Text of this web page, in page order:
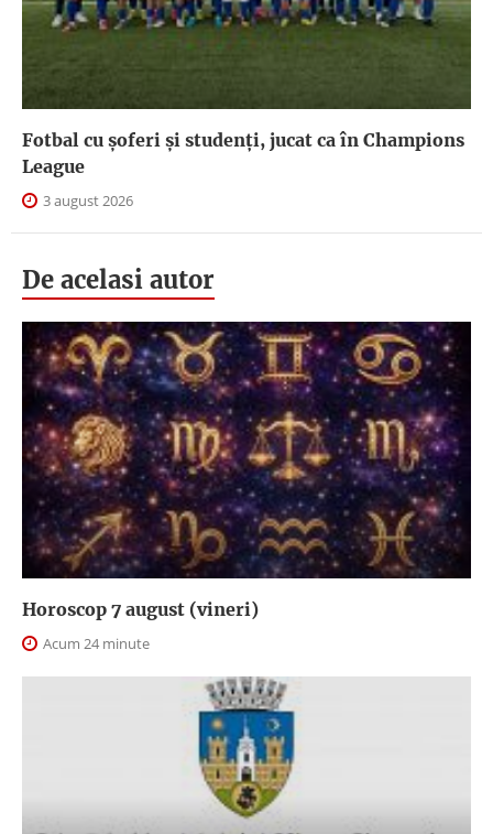
Fotbal cu șoferi și studenți, jucat ca în Champions
League
3 august 2026
De acelasi autor
Horoscop 7 august (vineri)
Acum 24 minute